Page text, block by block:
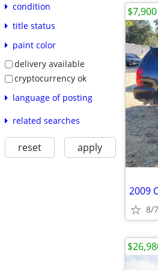
condition
title status
paint color
delivery available
cryptocurrency ok
language of posting
related searches
reset apply
8/7
$7,900